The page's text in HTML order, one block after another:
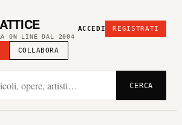
ON LINE DAL 2004
COLLABORA
ACCEDI REGISTRATI
CERCA